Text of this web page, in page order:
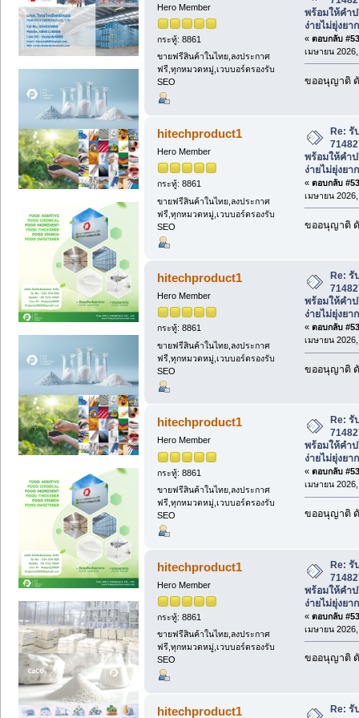
Hero Member
กระทู้: 8861
ขายฟรีสินค้าในไทย,ลงประกาศ
ฟรี,ทุกหมวดหมู่,เวบบอร์ดรองรับ
SEO
พร้อมให้คำ
ง่ายไม่ยุ่งยา
« ตอบกลับ
เมษายน
ขออนุญาติ
hitechproduct1
Hero Member
กระทู้: 8861
ขายฟรีสินค้าในไทย,ลงประกาศ
ฟรี,ทุกหมวดหมู่,เวบบอร์ดรองรับ
SEO
Re: รั
พร้อมให้คำ
ง่ายไม่ยุ่งยา
« ตอบกลับ
เมษายน
ขออนุญาติ
hitechproduct1
Hero Member
กระทู้: 8861
ขายฟรีสินค้าในไทย,ลงประกาศ
ฟรี,ทุกหมวดหมู่,เวบบอร์ดรองรับ
SEO
Re: รั
พร้อมให้คำ
ง่ายไม่ยุ่งยา
« ตอบกลับ
เมษายน
ขออนุญาติ
hitechproduct1
Hero Member
กระทู้: 8861
ขายฟรีสินค้าในไทย,ลงประกาศ
ฟรี,ทุกหมวดหมู่,เวบบอร์ดรองรับ
SEO
Re: รั
พร้อมให้คำ
ง่ายไม่ยุ่งยา
« ตอบกลับ
เมษายน
ขออนุญาติ
hitechproduct1
Hero Member
กระทู้: 8861
ขายฟรีสินค้าในไทย,ลงประกาศ
ฟรี,ทุกหมวดหมู่,เวบบอร์ดรองรับ
SEO
Re: รั
พร้อมให้คำ
ง่ายไม่ยุ่งยา
« ตอบกลับ
เมษายน
ขออนุญาติ
hitechproduct1
Re: รั